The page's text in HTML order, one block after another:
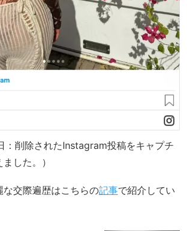
：削除されたInstagram投稿をキャプチ
した。）
な交際遍歴はこちらの記事で紹介してい